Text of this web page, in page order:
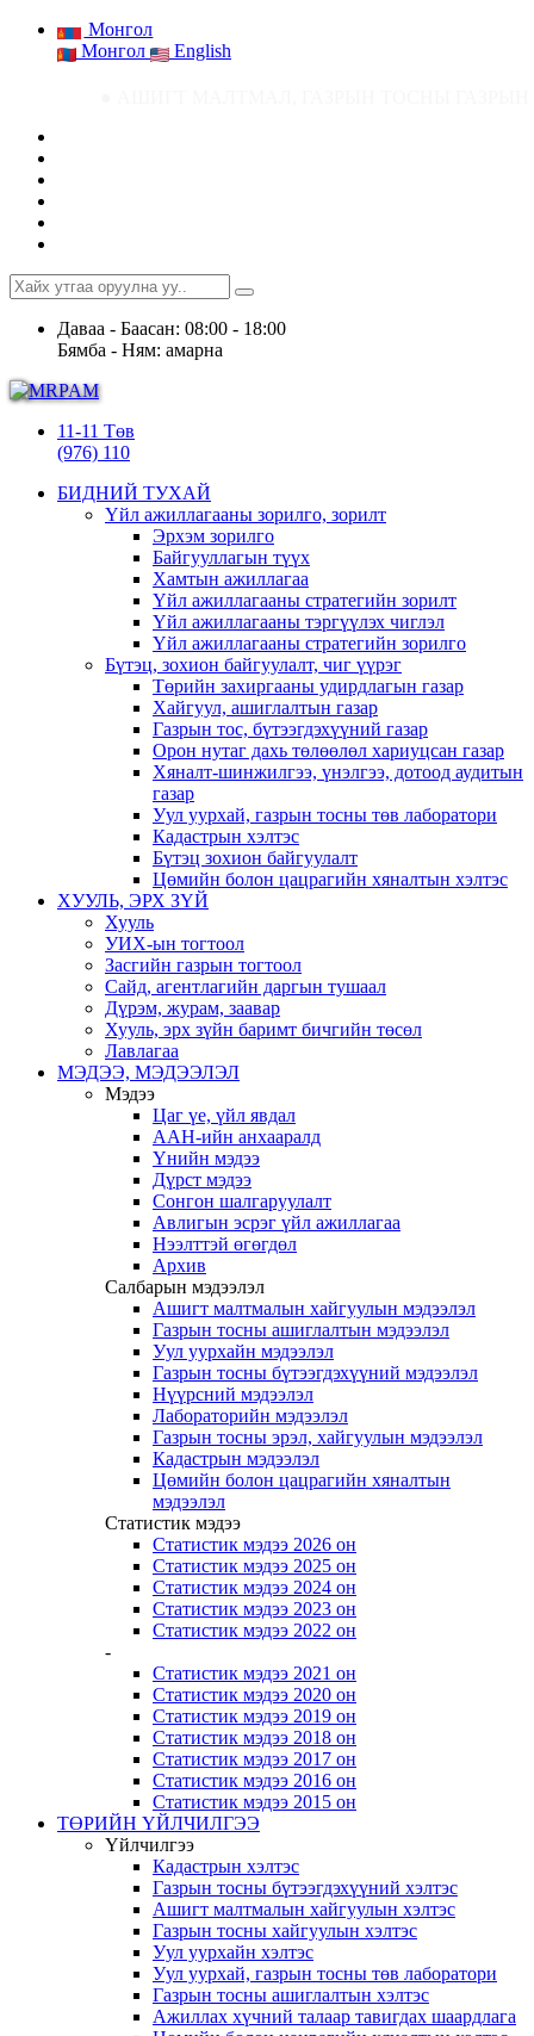
Монгол
Монгол
English
Даваа - Баасан: 08:00 - 18:00
Бямба - Ням: амарна
11-11 Төв
(976) 110
БИДНИЙ ТУХАЙ
Үйл ажиллагааны зорилго, зорилт
Эрхэм зорилго
Байгууллагын түүх
Хамтын ажиллагаа
Үйл ажиллагааны стратегийн зорилт
Үйл ажиллагааны тэргүүлэх чиглэл
Үйл ажиллагааны стратегийн зорилго
Бүтэц, зохион байгуулалт, чиг үүрэг
Төрийн захиргааны удирдлагын газар
Хайгуул, ашиглалтын газар
Газрын тос, бүтээгдэхүүний газар
Орон нутаг дахь төлөөлөл хариуцсан газар
Хяналт-шинжилгээ, үнэлгээ, дотоод аудитын
газар
Уул уурхай, газрын тосны төв лаборатори
Кадастрын хэлтэс
Бүтэц зохион байгуулалт
Цөмийн болон цацрагийн хяналтын хэлтэс
ХУУЛЬ, ЭРХ ЗҮЙ
Хууль
УИХ-ын тогтоол
Засгийн газрын тогтоол
Сайд, агентлагийн даргын тушаал
Дүрэм, журам, заавар
Хууль, эрх зүйн баримт бичгийн төсөл
Лавлагаа
МЭДЭЭ, МЭДЭЭЛЭЛ
Мэдээ
Цаг үе, үйл явдал
ААН-ийн анхааралд
Үнийн мэдээ
Дүрст мэдээ
Сонгон шалгаруулалт
Авлигын эсрэг үйл ажиллагаа
Нээлттэй өгөгдөл
Архив
Салбарын мэдээлэл
Ашигт малтмалын хайгуулын мэдээлэл
Газрын тосны ашиглалтын мэдээлэл
Уул уурхайн мэдээлэл
Газрын тосны бүтээгдэхүүний мэдээлэл
Нүүрсний мэдээлэл
Лабораторийн мэдээлэл
Газрын тосны эрэл, хайгуулын мэдээлэл
Кадастрын мэдээлэл
Цөмийн болон цацрагийн хяналтын
мэдээлэл
Статистик мэдээ
Статистик мэдээ 2026 он
Статистик мэдээ 2025 он
Статистик мэдээ 2024 он
Статистик мэдээ 2023 он
Статистик мэдээ 2022 он
-
Статистик мэдээ 2021 он
Статистик мэдээ 2020 он
Статистик мэдээ 2019 он
Статистик мэдээ 2018 он
Статистик мэдээ 2017 он
Статистик мэдээ 2016 он
Статистик мэдээ 2015 он
ТӨРИЙН ҮЙЛЧИЛГЭЭ
Үйлчилгээ
Кадастрын хэлтэс
Газрын тосны бүтээгдэхүүний хэлтэс
Ашигт малтмалын хайгуулын хэлтэс
Газрын тосны хайгуулын хэлтэс
Уул уурхайн хэлтэс
Уул уурхай, газрын тосны төв лаборатори
Газрын тосны ашиглалтын хэлтэс
Ажиллах хүчний талаар тавигдах шаардлага